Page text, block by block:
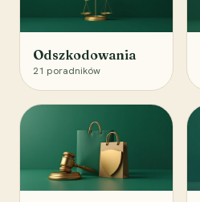
Odszkodowania
21 poradników